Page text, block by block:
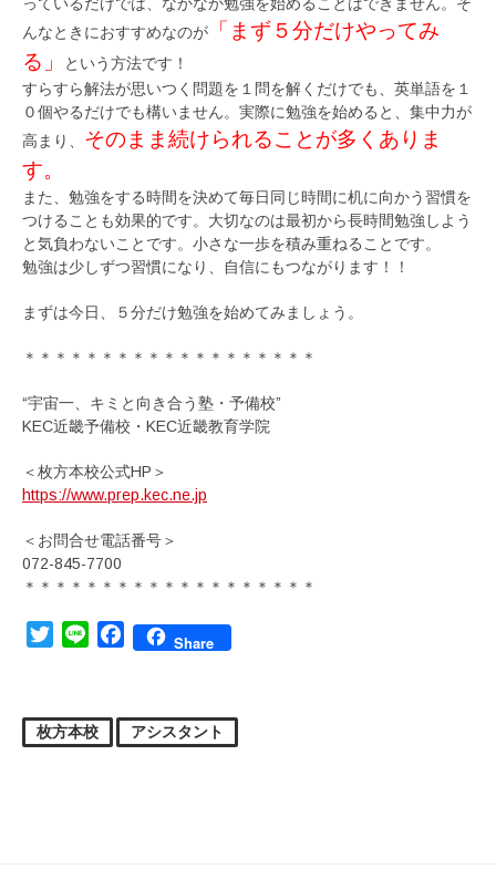
んなときにおすすめなのが
「まず５分だけやってみ
る」
という方法です！
すらすら解法が思いつく問題を１問を解くだけでも、英単語を１
０個やるだけでも構いません。実際に勉強を始めると、集中力が
高まり、 そのまま続けられることが多くありま
す。
また、勉強をする時間を決めて毎日同じ時間に机に向かう習慣を
つけることも効果的です。大切なのは最初から長時間勉強しよう
と気負わないことです。小さな一歩を積み重ねることです。
勉強は少しずつ習慣になり、自信にもつながります！！
まずは今日、５分だけ勉強を始めてみましょう。
＊＊＊＊＊＊＊＊＊＊＊＊＊＊＊＊＊＊＊
“宇宙一、キミと向き合う塾・予備校”
KEC近畿予備校・KEC近畿教育学院
＜枚方本校公式HP＞
https://www.prep.kec.ne.jp
＜お問合せ電話番号＞
072-845-7700
＊＊＊＊＊＊＊＊＊＊＊＊＊＊＊＊＊＊＊
TwitterLine FacebookShare
枚方本校 アシスタント